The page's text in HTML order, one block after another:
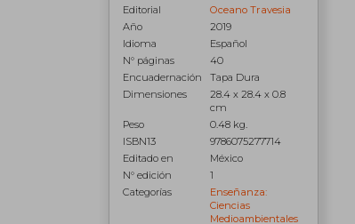
Editorial
Oceano Travesia
Año
2019
Idioma
Español
N° páginas
40
Encuadernación
Tapa Dura
Dimensiones
28.4 x 28.4 x 0.8
cm
Peso
0.48 kg.
ISBN13
9786075277714
Editado en
México
N° edición
1
Categorías
Enseñanza:
Ciencias
Medioambientales